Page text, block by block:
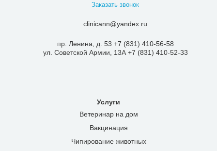
Заказать звонок
clinicann@yandex.ru
пр. Ленина, д. 53 +7 (831) 410-56-58
ул. Советской Армии, 13А +7 (831) 410-52-33
Услуги
Ветеринар на дом
Вакцинация
Чипирование животных